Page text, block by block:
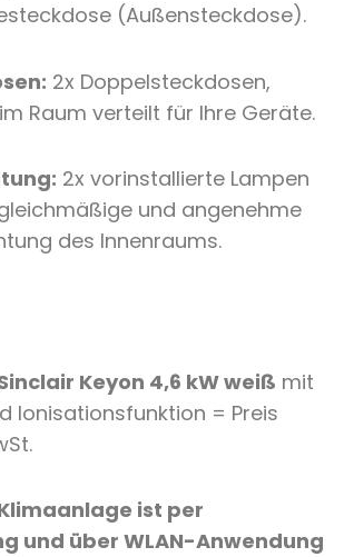
(Außensteckdose).
2x Doppelsteckdosen,
Raum verteilt für Ihre Geräte.
2x vorinstallierte Lampen
und angenehme
des Innenraums.
Keyon 4,6 kW weiß mit
Ionisationsfunktion = Preis
ist per
und über WLAN-Anwendung